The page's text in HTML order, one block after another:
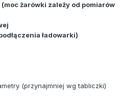
żarówki zależy od pomiarów
ładowarki)
(przynajmniej wg tabliczki)